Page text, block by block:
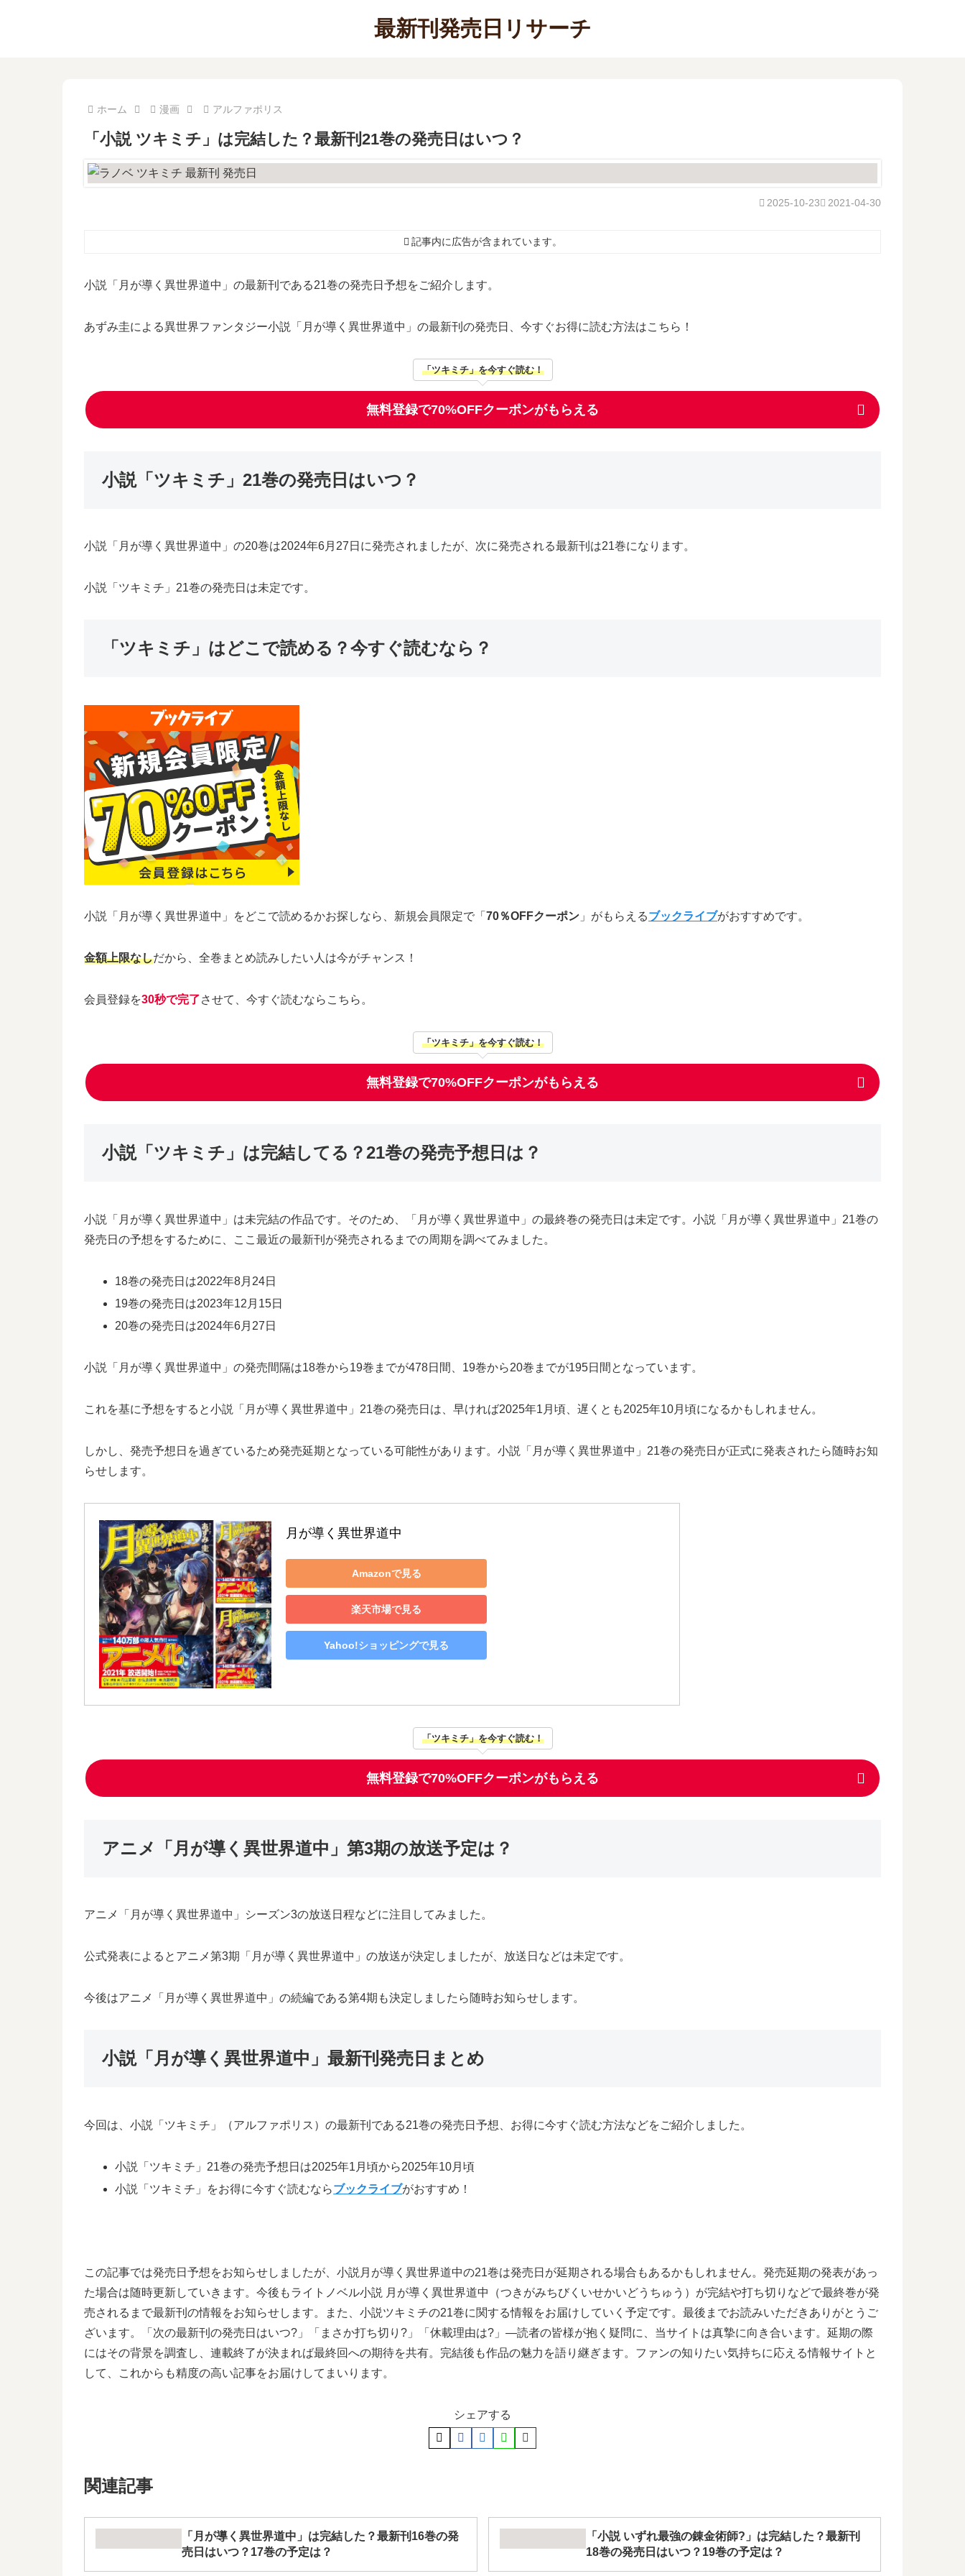
最新刊発売日リサーチ
ホーム 漫画 アルファポリス
「小説 ツキミチ」は完結した？最新刊21巻の発売日はいつ？
2021-04-30
2025-10-23
記事内に広告が含まれています。
小説「月が導く異世界道中」の最新刊である21巻の発売日予想をご紹介します。
あずみ圭による異世界ファンタジー小説「月が導く異世界道中」の最新刊の発売日、今すぐお得に読む方法はこちら！
「ツキミチ」を今すぐ読む！
無料登録で70%OFFクーポンがもらえる
小説「ツキミチ」21巻の発売日はいつ？
小説「月が導く異世界道中」の20巻は2024年6月27日に発売されましたが、次に発売される最新刊は21巻になります。
小説「ツキミチ」21巻の発売日は未定です。
「ツキミチ」はどこで読める？今すぐ読むなら？
小説「月が導く異世界道中」をどこで読めるかお探しなら、新規会員限定で「 70％OFFクーポン 」がもらえるブックライブがおすすめです。
金額上限なしだから、全巻まとめ読みしたい人は今がチャンス！
会員登録を30秒で完了させて、今すぐ読むならこちら。
「ツキミチ」を今すぐ読む！
無料登録で70%OFFクーポンがもらえる
小説「ツキミチ」は完結してる？21巻の発売予想日は？
小説「月が導く異世界道中」は未完結の作品です。そのため、「月が導く異世界道中」の最終巻の発売日は未定です。小説「月が導く異世界道中」21巻の
発売日の予想をするために、ここ最近の最新刊が発売されるまでの周期を調べてみました。
18巻の発売日は2022年8月24日
19巻の発売日は2023年12月15日
20巻の発売日は2024年6月27日
小説「月が導く異世界道中」の発売間隔は18巻から19巻までが478日間、19巻から20巻までが195日間となっています。
これを基に予想をすると小説「月が導く異世界道中」21巻の発売日は、早ければ2025年1月頃、遅くとも2025年10月頃になるかもしれません。
しかし、発売予想日を過ぎているため発売延期となっている可能性があります。小説「月が導く異世界道中」21巻の発売日が正式に発表されたら随時お知
らせします。
月が導く異世界道中
Amazonで見る
楽天市場で見る
Yahoo!ショッピングで見る
「ツキミチ」を今すぐ読む！
無料登録で70%OFFクーポンがもらえる
アニメ「月が導く異世界道中」第3期の放送予定は？
アニメ「月が導く異世界道中」シーズン3の放送日程などに注目してみました。
公式発表によるとアニメ第3期「月が導く異世界道中」の放送が決定しましたが、放送日などは未定です。
今後はアニメ「月が導く異世界道中」の続編である第4期も決定しましたら随時お知らせします。
小説「月が導く異世界道中」最新刊発売日まとめ
今回は、小説「ツキミチ」（アルファポリス）の最新刊である21巻の発売日予想、お得に今すぐ読む方法などをご紹介しました。
小説「ツキミチ」21巻の発売予想日は2025年1月頃から2025年10月頃
小説「ツキミチ」をお得に今すぐ読むならブックライブがおすすめ！
この記事では発売日予想をお知らせしましたが、小説月が導く異世界道中の21巻は発売日が延期される場合もあるかもしれません。発売延期の発表があっ
た場合は随時更新していきます。今後もライトノベル小説 月が導く異世界道中（つきがみちびくいせかいどうちゅう）が完結や打ち切りなどで最終巻が発
売されるまで最新刊の情報をお知らせします。また、小説ツキミチの21巻に関する情報をお届けしていく予定です。最後までお読みいただきありがとうご
ざいます。「次の最新刊の発売日はいつ?」「まさか打ち切り?」「休載理由は?」―読者の皆様が抱く疑問に、当サイトは真摯に向き合います。延期の際
にはその背景を調査し、連載終了が決まれば最終回への期待を共有。完結後も作品の魅力を語り継ぎます。ファンの知りたい気持ちに応える情報サイトと
して、これからも精度の高い記事をお届けしてまいります。
シェアする
関連記事
「月が導く異世界道中」は完結した？最新刊16巻の発
売日はいつ？17巻の予定は？
「小説 いずれ最強の錬金術師?」は完結した？最新刊
18巻の発売日はいつ？19巻の予定は？